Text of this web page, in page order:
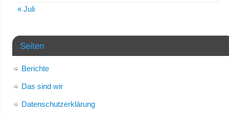
« Juli
Seiten
Berichte
Das sind wir
Datenschutzerklärung